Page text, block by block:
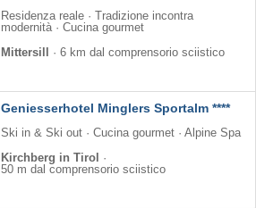
Residenza reale · Tradizione incontra
modernità · Cucina gourmet
Mittersill
· 6 km dal comprensorio sciistico
Geniesserhotel Minglers Sportalm ****
Ski in & Ski out · Cucina gourmet · Alpine Spa
Kirchberg in Tirol
·
50 m dal comprensorio sciistico